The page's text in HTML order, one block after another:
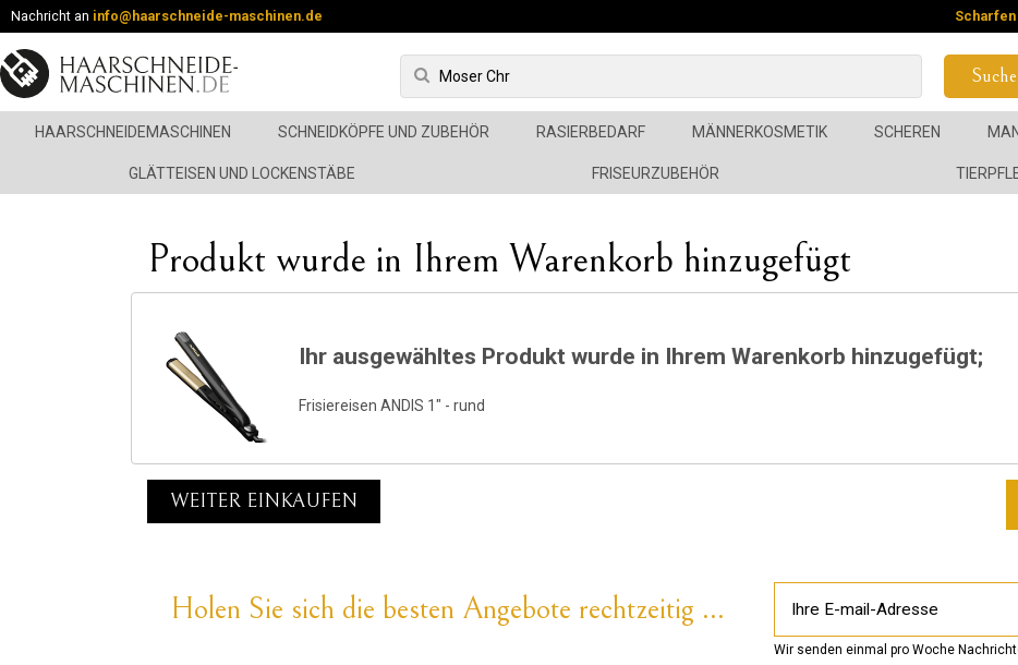
Nachricht an info@haarschneide-maschinen.de Scharfen
HAARSCHNEIDEMASCHINEN SCHNEIDKÖPFE UND ZUBEHÖR RASIERBEDARF MÄNNERKOSMETIK SCHEREN
GLÄTTEISEN UND LOCKENSTÄBE FRISEURZUBEHÖR
Produkt wurde in Ihrem Warenkorb hinzugefügt
Ihr ausgewähltes Produkt wurde in Ihrem Warenkorb hinzugefügt;
Frisiereisen ANDIS 1" - rund
WEITER EINKAUFEN
Holen Sie sich die besten Angebote rechtzeitig ...
Wir senden einmal pro Woche